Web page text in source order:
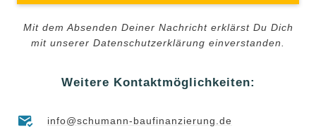
Mit dem Absenden Deiner Nachricht erklärst Du Dich
mit unserer Datenschutzerklärung einverstanden.
Weitere Kontaktmöglichkeiten:
info@schumann-baufinanzierung.de